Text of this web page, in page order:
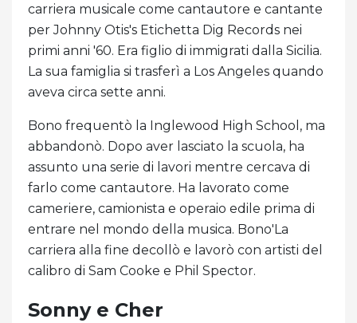
carriera musicale come cantautore e cantante
per Johnny Otis's Etichetta Dig Records nei
primi anni '60. Era figlio di immigrati dalla Sicilia.
La sua famiglia si trasferì a Los Angeles quando
aveva circa sette anni.
Bono frequentò la Inglewood High School, ma
abbandonò. Dopo aver lasciato la scuola, ha
assunto una serie di lavori mentre cercava di
farlo come cantautore. Ha lavorato come
cameriere, camionista e operaio edile prima di
entrare nel mondo della musica. Bono'La
carriera alla fine decollò e lavorò con artisti del
calibro di Sam Cooke e Phil Spector.
Sonny e Cher